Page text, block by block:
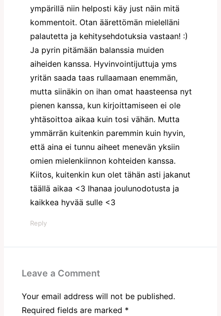
ympärillä niin helposti käy just näin mitä
kommentoit. Otan äärettömän mielelläni
palautetta ja kehitysehdotuksia vastaan! :)
Ja pyrin pitämään balanssia muiden
aiheiden kanssa. Hyvinvointijuttuja yms
yritän saada taas rullaamaan enemmän,
mutta siinäkin on ihan omat haasteensa nyt
pienen kanssa, kun kirjoittamiseen ei ole
yhtäsoittoa aikaa kuin tosi vähän. Mutta
ymmärrän kuitenkin paremmin kuin hyvin,
että aina ei tunnu aiheet menevän yksiin
omien mielenkiinnon kohteiden kanssa.
Kiitos, kuitenkin kun olet tähän asti jakanut
täällä aikaa <3 Ihanaa joulunodotusta ja
kaikkea hyvää sulle <3
Reply
Leave a Comment
Your email address will not be published.
Required fields are marked *